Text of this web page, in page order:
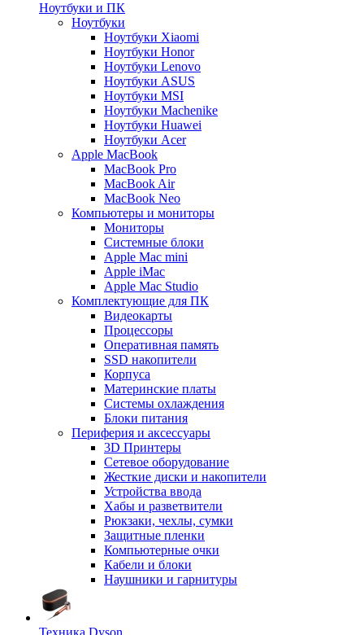
Ноутбуки и ПК
Ноутбуки
Ноутбуки Xiaomi
Ноутбуки Honor
Ноутбуки Lenovo
Ноутбуки ASUS
Ноутбуки MSI
Ноутбуки Machenike
Ноутбуки Huawei
Ноутбуки Acer
Apple MacBook
MacBook Pro
MacBook Air
MacBook Neo
Компьютеры и мониторы
Мониторы
Системные блоки
Apple Mac mini
Apple iMac
Apple Mac Studio
Комплектующие для ПК
Видеокарты
Процессоры
Оперативная память
SSD накопители
Корпуса
Материнские платы
Системы охлаждения
Блоки питания
Периферия и аксессуары
3D Принтеры
Сетевое оборудование
Жесткие диски и накопители
Устройства ввода
Хабы и разветвители
Рюкзаки, чехлы, сумки
Защитные пленки
Компьютерные очки
Кабели и блоки
Наушники и гарнитуры
Техника Dyson